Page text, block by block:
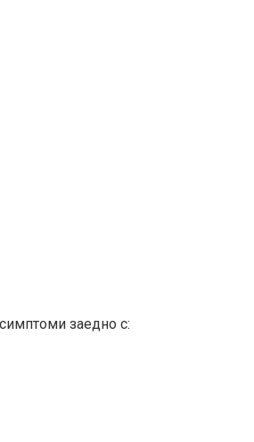
заедно с: